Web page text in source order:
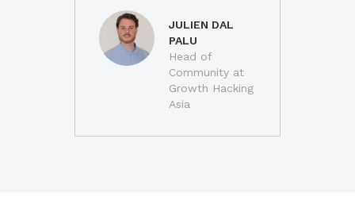
JULIEN DAL
PALU
Head of
Community at
Growth Hacking
Asia